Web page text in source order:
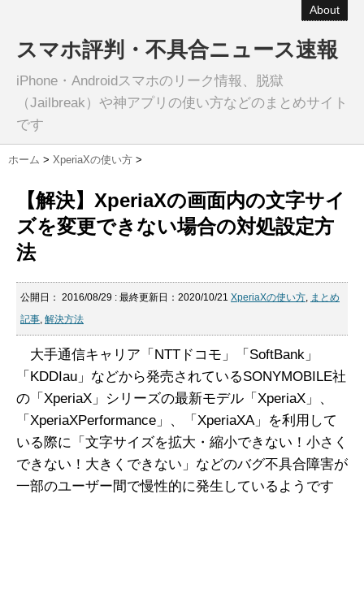
About
スマホ評判・不具合ニュース速報
iPhone・Androidスマホのリーク情報、脱獄
（Jailbreak）や神アプリの使い方などのまとめサイト
です
ホーム > XperiaXの使い方 >
【解決】XperiaXの画面内の文字サイ
ズを変更できない場合の対処設定方
法
公開日： 2016/08/29 : 最終更新日：2020/10/21 XperiaXの使い方, まとめ
記事, 解決方法
大手通信キャリア「NTTドコモ」「SoftBank」
「KDDIau」などから発売されているSONYMOBILE社
の「XperiaX」シリーズの最新モデル「XperiaX」、
「XperiaXPerformance」、「XperiaXA」を利用して
いる際に「文字サイズを拡大・縮小できない！小さく
できない！大きくできない」などのバグ不具合障害が
一部のユーザー間で慢性的に発生しているようです